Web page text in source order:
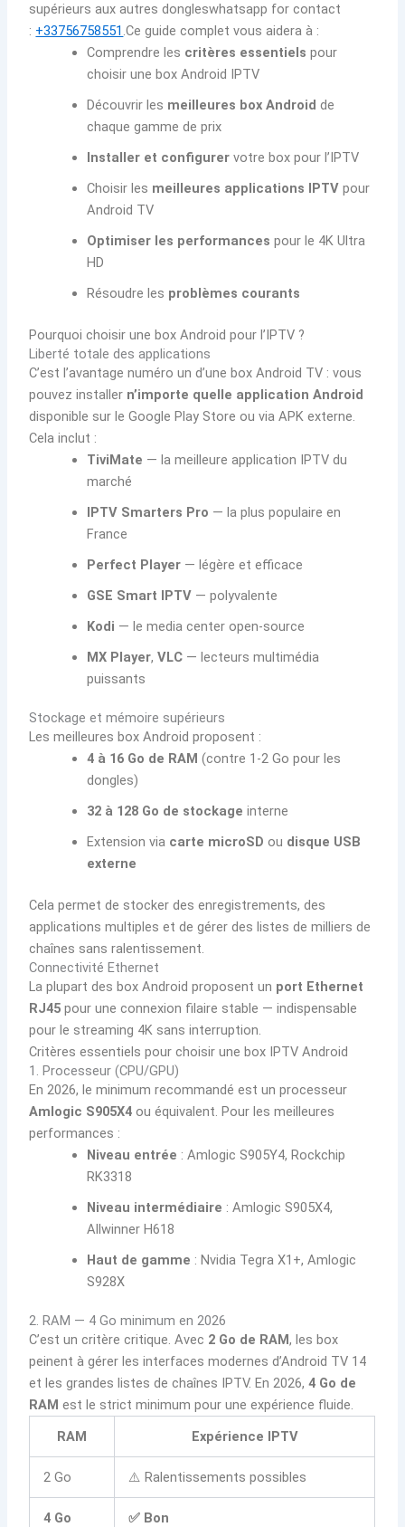
supérieurs aux autres dongleswhatsapp for contact
: +33756758551 .Ce guide complet vous aidera à :
Comprendre les critères essentiels pour
choisir une box Android IPTV
Découvrir les meilleures box Android de
chaque gamme de prix
Installer et configurer votre box pour l’IPTV
Choisir les meilleures applications IPTV pour
Android TV
Optimiser les performances pour le 4K Ultra
HD
Résoudre les problèmes courants
Pourquoi choisir une box Android pour l’IPTV ?
Liberté totale des applications
C’est l’avantage numéro un d’une box Android TV : vous
pouvez installer n’importe quelle application Android
disponible sur le Google Play Store ou via APK externe.
Cela inclut :
TiviMate — la meilleure application IPTV du
marché
IPTV Smarters Pro — la plus populaire en
France
Perfect Player — légère et efficace
GSE Smart IPTV — polyvalente
Kodi — le media center open-source
MX Player,VLC — lecteurs multimédia
puissants
Stockage et mémoire supérieurs
Les meilleures box Android proposent :
4 à 16 Go de RAM (contre 1-2 Go pour les
dongles)
32 à 128 Go de stockage interne
Extension via carte microSD ou disque USB
externe
Cela permet de stocker des enregistrements, des
applications multiples et de gérer des listes de milliers de
chaînes sans ralentissement.
Connectivité Ethernet
La plupart des box Android proposent un port Ethernet
RJ45 pour une connexion filaire stable — indispensable
pour le streaming 4K sans interruption.
Critères essentiels pour choisir une box IPTV Android
1. Processeur (CPU/GPU)
En 2026, le minimum recommandé est un processeur
Amlogic S905X4 ou équivalent. Pour les meilleures
performances :
Niveau entrée : Amlogic S905Y4, Rockchip
RK3318
Niveau intermédiaire : Amlogic S905X4,
Allwinner H618
Haut de gamme : Nvidia Tegra X1+, Amlogic
S928X
2. RAM — 4 Go minimum en 2026
C’est un critère critique. Avec 2 Go de RAM, les box
peinent à gérer les interfaces modernes d’Android TV 14
et les grandes listes de chaînes IPTV. En 2026,4 Go de
RAM est le strict minimum pour une expérience fluide.
RAM
Expérience IPTV
2 Go ⚠️ Ralentissements possibles
4 Go ✅ Bon